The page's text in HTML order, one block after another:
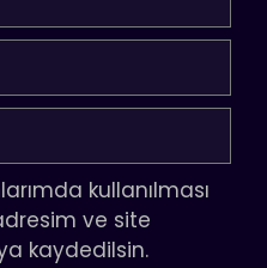
kullanılması
ve site
kaydedilsin.